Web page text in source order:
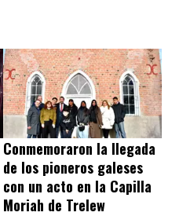
Conmemoraron la llegada
de los pioneros galeses
con un acto en la Capilla
Moriah de Trelew